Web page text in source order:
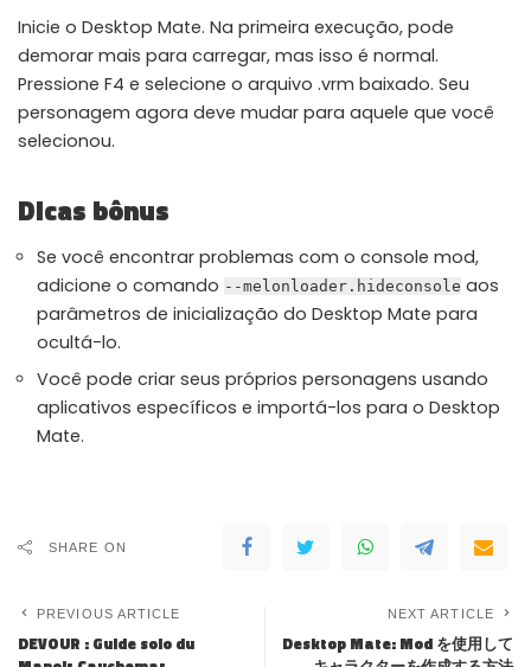
Inicie o Desktop Mate. Na primeira execução, pode
demorar mais para carregar, mas isso é normal.
Pressione F4 e selecione o arquivo .vrm baixado. Seu
personagem agora deve mudar para aquele que você
selecionou.
Dicas bônus
Se você encontrar problemas com o console mod,
adicione o comando --melonloader.hideconsole aos
parâmetros de inicialização do Desktop Mate para
ocultá-lo.
Você pode criar seus próprios personagens usando
aplicativos específicos e importá-los para o Desktop
Mate.
SHARE ON
PREVIOUS ARTICLE
DEVOUR : Guide solo du
NEXT ARTICLE
Desktop Mate: Mod を使用して